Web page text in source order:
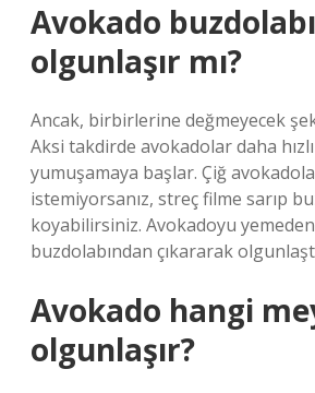
Avokado
olgunlaşır mı?
Ancak, birbirlerine değmeyecek
Aksi takdirde avokadolar daha
yumuşamaya başlar. Çiğ
istemiyorsanız, streç filme sarıp
koyabilirsiniz. Avokadoyu
buzdolabından çıkararak
Avokado hangi
olgunlaşır?